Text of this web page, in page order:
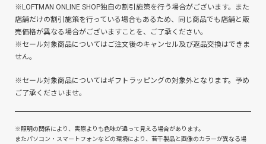
※LOFTMAN ONLINE SHOP独自の割引施策を行う場合がございます。また
店舗だけの割引施策を行っている場合もあるため、同じ商品でも店舗と販
売価格が異なる場合がございますことを、ご了承ください。
※セール対象商品についてはご注文後のキャンセル及び返品交換はできま
せん。
※セール対象商品についてはギフトラッピングの対象外となります。予め
ご了承くださいませ。
※照明の関係により、実際よりも色味が違って見える場合があります。
またパソコン・スマートフォンなどの環境により、若干製品と画像のカラーが異なる場